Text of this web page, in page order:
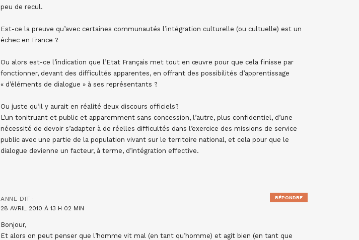
peu de recul.
Est-ce la preuve qu’avec certaines communautés l’intégration culturelle (ou cultuelle) est un
échec en France ?
Ou alors est-ce l’indication que l’Etat Français met tout en œuvre pour que cela finisse par
fonctionner, devant des difficultés apparentes, en offrant des possibilités d’apprentissage
« d’éléments de dialogue » à ses représentants ?
Ou juste qu’il y aurait en réalité deux discours officiels?
L’un tonitruant et public et apparemment sans concession, l’autre, plus confidentiel, d’une
nécessité de devoir s’adapter à de réelles difficultés dans l’exercice des missions de service
public avec une partie de la population vivant sur le territoire national, et cela pour que le
dialogue devienne un facteur, à terme, d’intégration effective.
ANNE DIT :
28 AVRIL 2010 À 13 H 02 MIN
Bonjour,
Et alors on peut penser que l’homme vit mal (en tant qu’homme) et agit bien (en tant que
RÉPONDRE